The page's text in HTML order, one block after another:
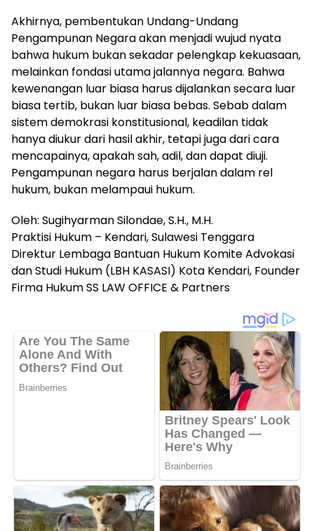
Akhirnya, pembentukan Undang-Undang
Pengampunan Negara akan menjadi wujud nyata
bahwa hukum bukan sekadar pelengkap kekuasaan,
melainkan fondasi utama jalannya negara. Bahwa
kewenangan luar biasa harus dijalankan secara luar
biasa tertib, bukan luar biasa bebas. Sebab dalam
sistem demokrasi konstitusional, keadilan tidak
hanya diukur dari hasil akhir, tetapi juga dari cara
mencapainya, apakah sah, adil, dan dapat diuji.
Pengampunan negara harus berjalan dalam rel
hukum, bukan melampaui hukum.
Oleh: Sugihyarman Silondae, S.H., M.H.
Praktisi Hukum – Kendari, Sulawesi Tenggara
Direktur Lembaga Bantuan Hukum Komite Advokasi
dan Studi Hukum (LBH KASASI) Kota Kendari, Founder
Firma Hukum SS LAW OFFICE & Partners